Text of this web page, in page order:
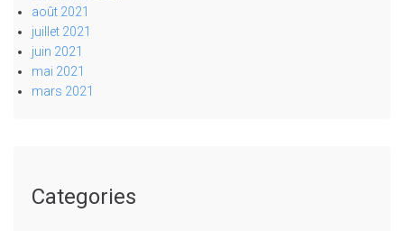
août 2021
juillet 2021
juin 2021
mai 2021
mars 2021
Categories